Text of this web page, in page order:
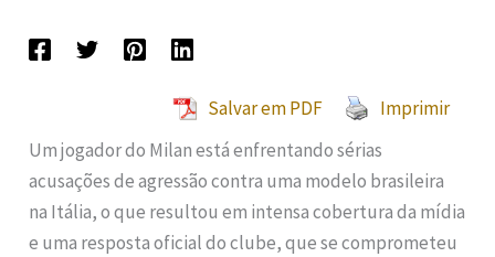
Salvar em PDF
Imprimir
Um jogador do Milan está enfrentando sérias
acusações de agressão contra uma modelo brasileira
na Itália, o que resultou em intensa cobertura da mídia
e uma resposta oficial do clube, que se comprometeu